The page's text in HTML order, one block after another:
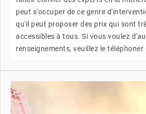
peut s'occuper de ce genre
qu'il peut proposer des prix qui sont
accessibles à tous. Si vous voulez
renseignements, veuillez le